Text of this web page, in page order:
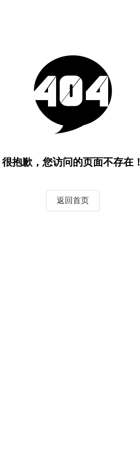
很抱歉，您访问的页面不存在！
返回首页